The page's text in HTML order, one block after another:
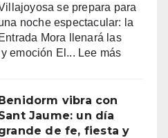
AL
18
DE
AGOSTO
se prepara para
noche espectacular: la
Entrada Mora llenará las
emoción El... Lee más:
vibra con
Jaume: un día
de fe, fiesta y